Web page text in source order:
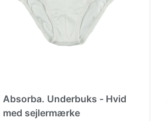
Absorba. Underbuks - Hvid
med sejlermærke